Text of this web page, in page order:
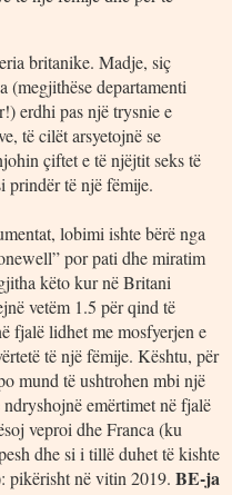
britanike. Madje, siç
departamenti
erdhi pas një trysnie e
të cilët arsyetojnë se
çiftet e të njëjtit seks të
prindër të një fëmije.
lobimi ishte bërë nga
por pati dhe miratim
këto kur në Britani
vetëm 1.5 për qind të
fjalë lidhet me mosfyerjen e
të një fëmije. Kështu, për
mund të ushtrohen mbi një
emërtimet në fjalë
veproi dhe Franca (ku
dhe si i tillë duhet të kishte
pikërisht në vitin 2019. BE-ja